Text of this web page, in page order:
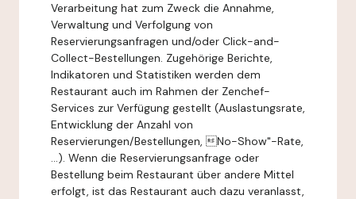
Verarbeitung hat zum Zweck die Annahme,
Verwaltung und Verfolgung von
Reservierungsanfragen und/oder Click-and-
Collect-Bestellungen. Zugehörige Berichte,
Indikatoren und Statistiken werden dem
Restaurant auch im Rahmen der Zenchef-
Services zur Verfügung gestellt (Auslastungsrate,
Entwicklung der Anzahl von
Reservierungen/Bestellungen, No-Show"-Rate,
...). Wenn die Reservierungsanfrage oder
Bestellung beim Restaurant über andere Mittel
erfolgt, ist das Restaurant auch dazu veranlasst,